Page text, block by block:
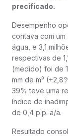
precificado.
Desempenho
contava com
água, e 3,1
respectivas de
(medido) foi de
mm de m³
39% teve uma
índice de
de 0,4 p.p. a/a.
Resultado